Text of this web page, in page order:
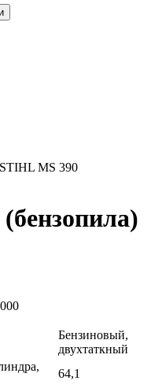
MS 390
Бензиновый,
двухтаткный
64,1